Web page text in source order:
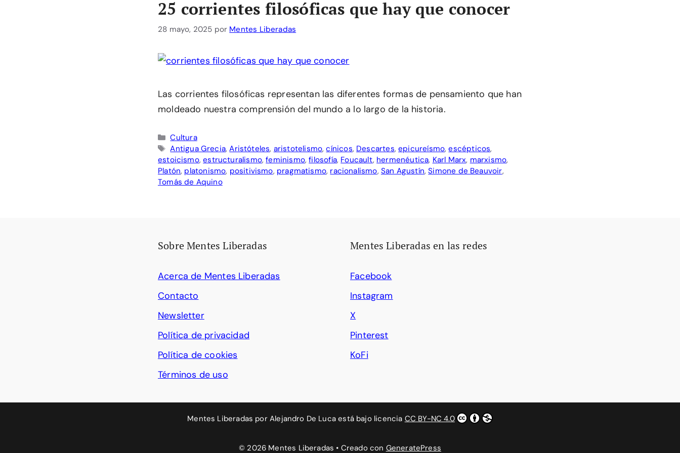
25 corrientes filosóficas que hay que conocer
28 mayo, 2025 por Mentes Liberadas
Las corrientes filosóficas representan las diferentes formas de pensamiento que han
moldeado nuestra comprensión del mundo a lo largo de la historia.
Categorías
Cultura
Etiquetas
Antigua Grecia,Aristóteles, aristotelismo,cínicos, Descartes,epicureísmo,escépticos,
estoicismo,estructuralismo,feminismo,filosofía, Foucault, hermenéutica, Karl Marx, marxismo,
Platón, platonismo, positivismo, pragmatismo, racionalismo, San Agustín,Simone de Beauvoir,
Tomás de Aquino
Sobre Mentes Liberadas
Acerca de Mentes Liberadas
Contacto
Newsletter
Política de privacidad
Política de cookies
Términos de uso
Mentes Liberadas en las redes
Facebook
Instagram
X
Pinterest
KoFi
Mentes Liberadas por Alejandro De Luca está bajo licencia CC BY-NC 4.0
© 2026 Mentes Liberadas • Creado con GeneratePress